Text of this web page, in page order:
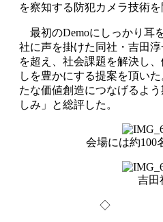
を察知する防犯カメラ技術
最初のDemoにしっかり耳
社に声を掛けた同社・吉田
を超え、社会課題を解決し
しを豊かにする提案を頂い
たな価値創造につなげるよ
しみ」と総評した。
会場には約100
吉田
◇